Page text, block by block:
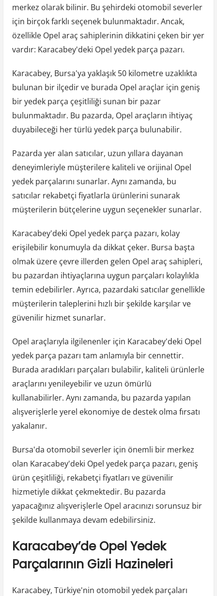
merkez olarak bilinir. Bu şehirdeki otomobil severler
için birçok farklı seçenek bulunmaktadır. Ancak,
özellikle Opel araç sahiplerinin dikkatini çeken bir yer
vardır: Karacabey'deki Opel yedek parça pazarı.
Karacabey, Bursa'ya yaklaşık 50 kilometre uzaklıkta
bulunan bir ilçedir ve burada Opel araçlar için geniş
bir yedek parça çeşitliliği sunan bir pazar
bulunmaktadır. Bu pazarda, Opel araçların ihtiyaç
duyabileceği her türlü yedek parça bulunabilir.
Pazarda yer alan satıcılar, uzun yıllara dayanan
deneyimleriyle müşterilere kaliteli ve orijinal Opel
yedek parçalarını sunarlar. Aynı zamanda, bu
satıcılar rekabetçi fiyatlarla ürünlerini sunarak
müşterilerin bütçelerine uygun seçenekler sunarlar.
Karacabey'deki Opel yedek parça pazarı, kolay
erişilebilir konumuyla da dikkat çeker. Bursa başta
olmak üzere çevre illerden gelen Opel araç sahipleri,
bu pazardan ihtiyaçlarına uygun parçaları kolaylıkla
temin edebilirler. Ayrıca, pazardaki satıcılar genellikle
müşterilerin taleplerini hızlı bir şekilde karşılar ve
güvenilir hizmet sunarlar.
Opel araçlarıyla ilgilenenler için Karacabey'deki Opel
yedek parça pazarı tam anlamıyla bir cennettir.
Burada aradıkları parçaları bulabilir, kaliteli ürünlerle
araçlarını yenileyebilir ve uzun ömürlü
kullanabilirler. Aynı zamanda, bu pazarda yapılan
alışverişlerle yerel ekonomiye de destek olma fırsatı
yakalanır.
Bursa'da otomobil severler için önemli bir merkez
olan Karacabey'deki Opel yedek parça pazarı, geniş
ürün çeşitliliği, rekabetçi fiyatları ve güvenilir
hizmetiyle dikkat çekmektedir. Bu pazarda
yapacağınız alışverişlerle Opel aracınızı sorunsuz bir
şekilde kullanmaya devam edebilirsiniz.
Karacabey’de Opel Yedek
Parçalarının Gizli Hazineleri
Karacabey, Türkiye'nin otomobil yedek parçaları